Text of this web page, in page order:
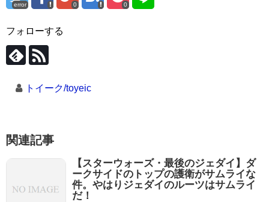
error 0 0
フォローする
トイーク/toyeic
関連記事
【スターウォーズ・最後のジェダイ】ダ
ークサイドのトップの護衛がサムライな
件。やはりジェダイのルーツはサムライ
だ！